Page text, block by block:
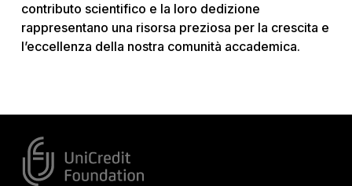
contributo scientifico e la loro dedizione
rappresentano una risorsa preziosa per la crescita e
l’eccellenza della nostra comunità accademica.